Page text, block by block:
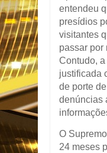
entendeu
presídios
visitantes
passar por
Contudo,
justificada
de porte
denúncias
O
24 meses